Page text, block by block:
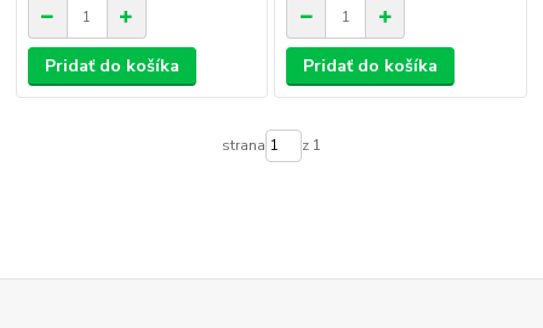
Pridať do košíka Pridať do košíka
strana z 1